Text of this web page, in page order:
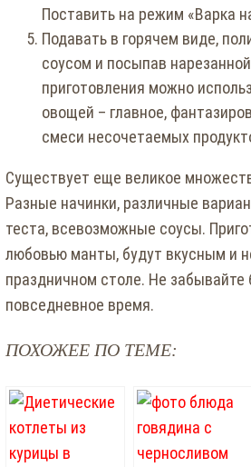
Поставить на режим «Варка
Подавать в горячем виде,
соусом и посыпав
приготовления можно
овощей – главное,
смеси несочетаемых
Существует еще великое
Разные начинки, различные
теста, всевозможные соусы.
любовью манты, будут вкусным и
праздничном столе. Не забывайте
повседневное время.
ПОХОЖЕЕ ПО ТЕМЕ: